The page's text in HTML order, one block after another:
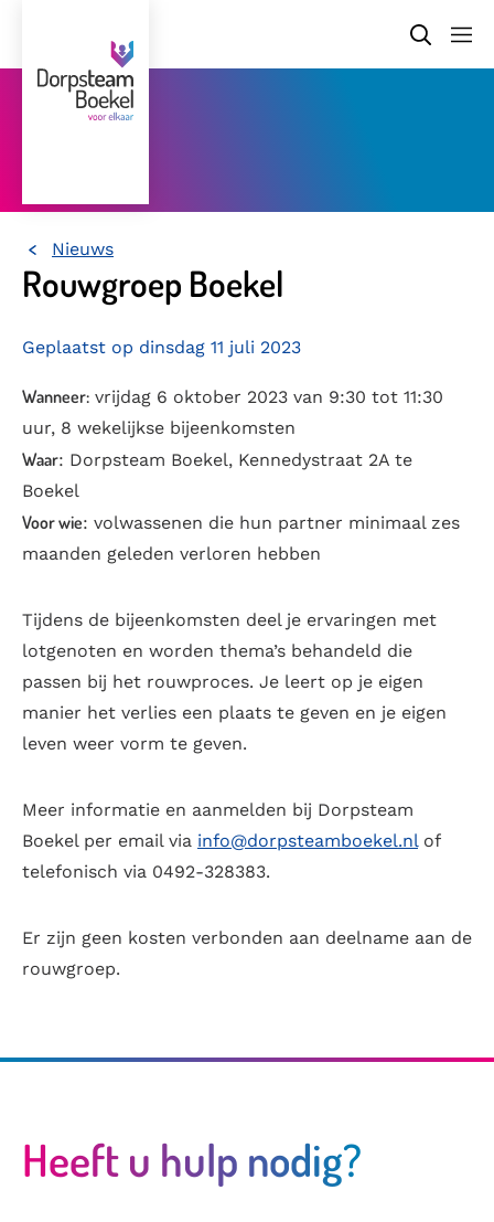
HomeNieuws
Rouwgroep Boekel
Geplaatst op dinsdag 11 juli 2023
Wanneer: vrijdag 6 oktober 2023 van 9:30 tot 11:30
uur, 8 wekelijkse bijeenkomsten
Waar: Dorpsteam Boekel, Kennedystraat 2A te
Boekel
Voor wie: volwassenen die hun partner minimaal zes
maanden geleden verloren hebben
Tijdens de bijeenkomsten deel je ervaringen met
lotgenoten en worden thema’s behandeld die
passen bij het rouwproces. Je leert op je eigen
manier het verlies een plaats te geven en je eigen
leven weer vorm te geven.
Meer informatie en aanmelden bij Dorpsteam
Boekel per email via info@dorpsteamboekel.nlof
telefonisch via 0492-328383.
Er zijn geen kosten verbonden aan deelname aan de
rouwgroep.
Heeft u hulp nodig?